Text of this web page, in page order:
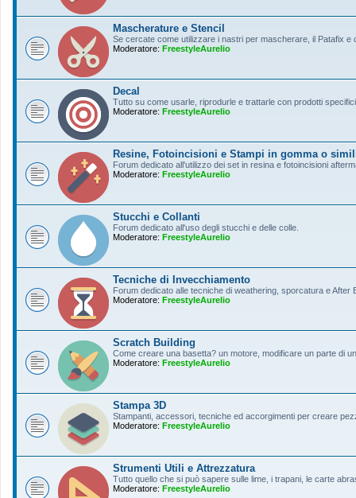
Mascherature e Stencil
Se cercate come utilizzare i nastri per mascherare, il Patafix
Moderatore: FreestyleAurelio
Decal
Tutto su come usarle, riprodurle e trattarle con prodotti
Moderatore: FreestyleAurelio
Resine, Fotoincisioni e Stampi in gomma o
Forum dedicato all'utilizzo dei set in resina e fotoincisioni
Moderatore: FreestyleAurelio
Stucchi e Collanti
Forum dedicato all'uso degli stucchi e delle colle.
Moderatore: FreestyleAurelio
Tecniche di Invecchiamento
Forum dedicato alle tecniche di weathering, sporcatura e After
Moderatore: FreestyleAurelio
Scratch Building
Come creare una basetta? un motore, modificare un parte di
Moderatore: FreestyleAurelio
Stampa 3D
Stampanti, accessori, tecniche ed accorgimenti per creare
Moderatore: FreestyleAurelio
Strumenti Utili e Attrezzatura
Tutto quello che si può sapere sulle lime, i trapani, le carte
Moderatore: FreestyleAurelio